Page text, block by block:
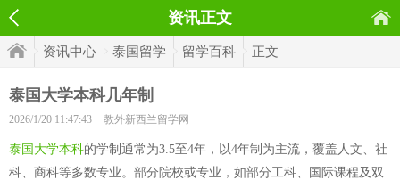
资讯正文
资讯中心 泰国留学 留学百科 正文
泰国大学本科几年制
2026/1/20 11:47:43 教外新西兰留学网
泰国大学本科的学制通常为3.5至4年，以4年制为主流，覆盖人文、社
科、商科等多数专业。部分院校或专业，如部分工科、国际课程及双